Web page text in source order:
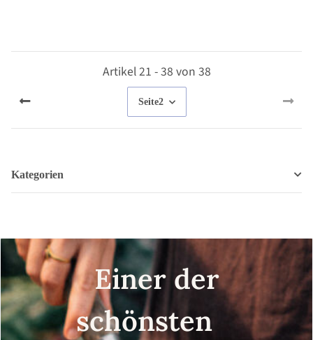
Artikel 21 - 38 von 38
Seite2
Kategorien
Einer der
schönsten